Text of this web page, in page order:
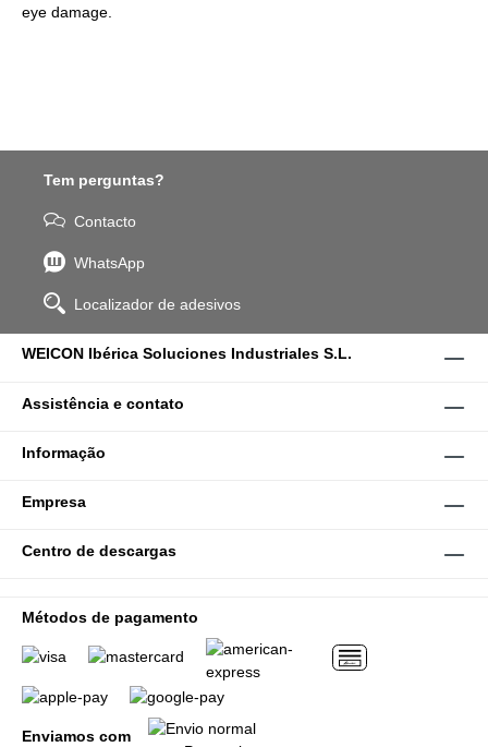
eye damage.
Tem perguntas?
Contacto
WhatsApp
Localizador de adesivos
WEICON Ibérica Soluciones Industriales S.L.
Assistência e contato
Informação
Empresa
Centro de descargas
Métodos de pagamento
Enviamos com